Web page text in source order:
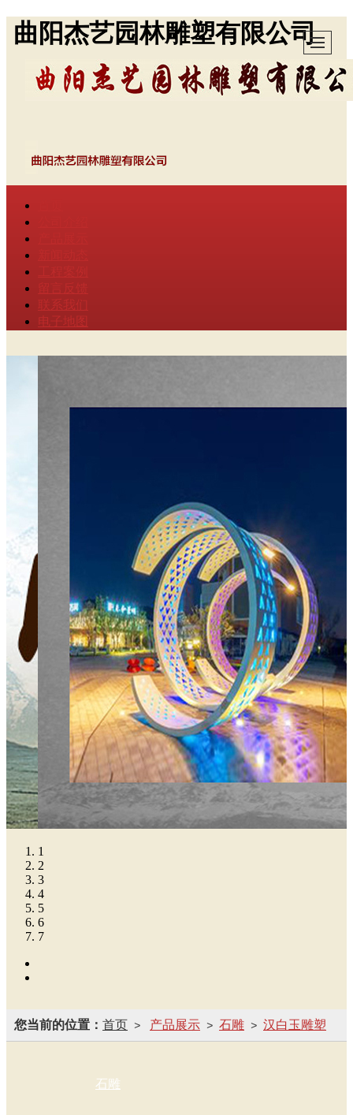
曲阳杰艺园林雕塑有限公司
留言反馈
联系我们
电子地图
1
2
3
4
5
6
7
您当前的位置： 首页 > 产品展示 > 石雕 > 汉白玉雕塑
石雕